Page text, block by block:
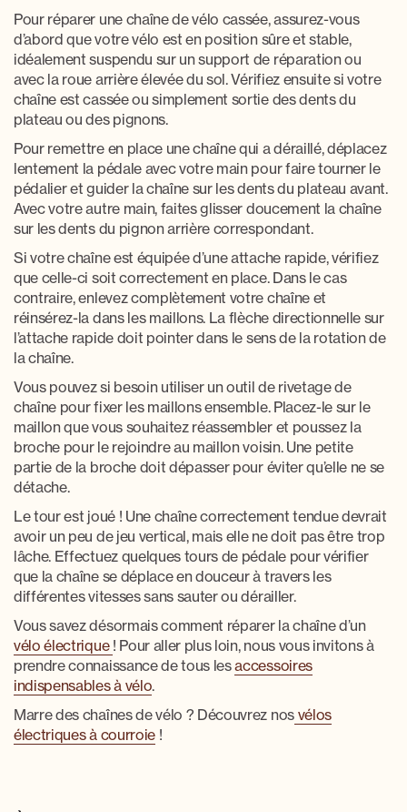
Pour réparer une chaîne de vélo cassée, assurez-vous
d’abord que votre vélo est en position sûre et stable,
idéalement suspendu sur un support de réparation ou
avec la roue arrière élevée du sol. Vérifiez ensuite si votre
chaîne est cassée ou simplement sortie des dents du
plateau ou des pignons.
Pour remettre en place une chaîne qui a déraillé, déplacez
lentement la pédale avec votre main pour faire tourner le
pédalier et guider la chaîne sur les dents du plateau avant.
Avec votre autre main, faites glisser doucement la chaîne
sur les dents du pignon arrière correspondant.
Si votre chaîne est équipée d’une attache rapide, vérifiez
que celle-ci soit correctement en place. Dans le cas
contraire, enlevez complètement votre chaîne et
réinsérez-la dans les maillons. La flèche directionnelle sur
l’attache rapide doit pointer dans le sens de la rotation de
la chaîne.
Vous pouvez si besoin utiliser unoutil de rivetage de
chaîne pour fixer les maillons ensemble. Placez-le sur le
maillon que vous souhaitez réassembler et poussez la
broche pour le rejoindre au maillon voisin. Une petite
partie de la broche doit dépasser pour éviter qu’elle ne se
détache.
Le tour est joué ! Une chaîne correctement tendue devrait
avoir un peu de jeu vertical, mais elle ne doit pas être trop
lâche. Effectuez quelques tours de pédale pour vérifier
que la chaîne se déplace en douceur à travers les
différentes vitesses sans sauter ou dérailler.
Vous savez désormais comment réparer la chaîne d’un
vélo électrique ! Pour aller plus loin, nous vous invitons à
prendre connaissance de tous lesaccessoires
indispensables à vélo.
Marre des chaînes de vélo ? Découvrez nosvélos
électriques à courroie!